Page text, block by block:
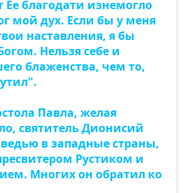
Ее благодати изнемогло
мой дух. Если бы у меня
наставления, я бы
Нельзя себе и
блаженства, чем то,
Павла, желая
святитель Дионисий
в западные страны,
Рустиком и
Многих он обратил ко